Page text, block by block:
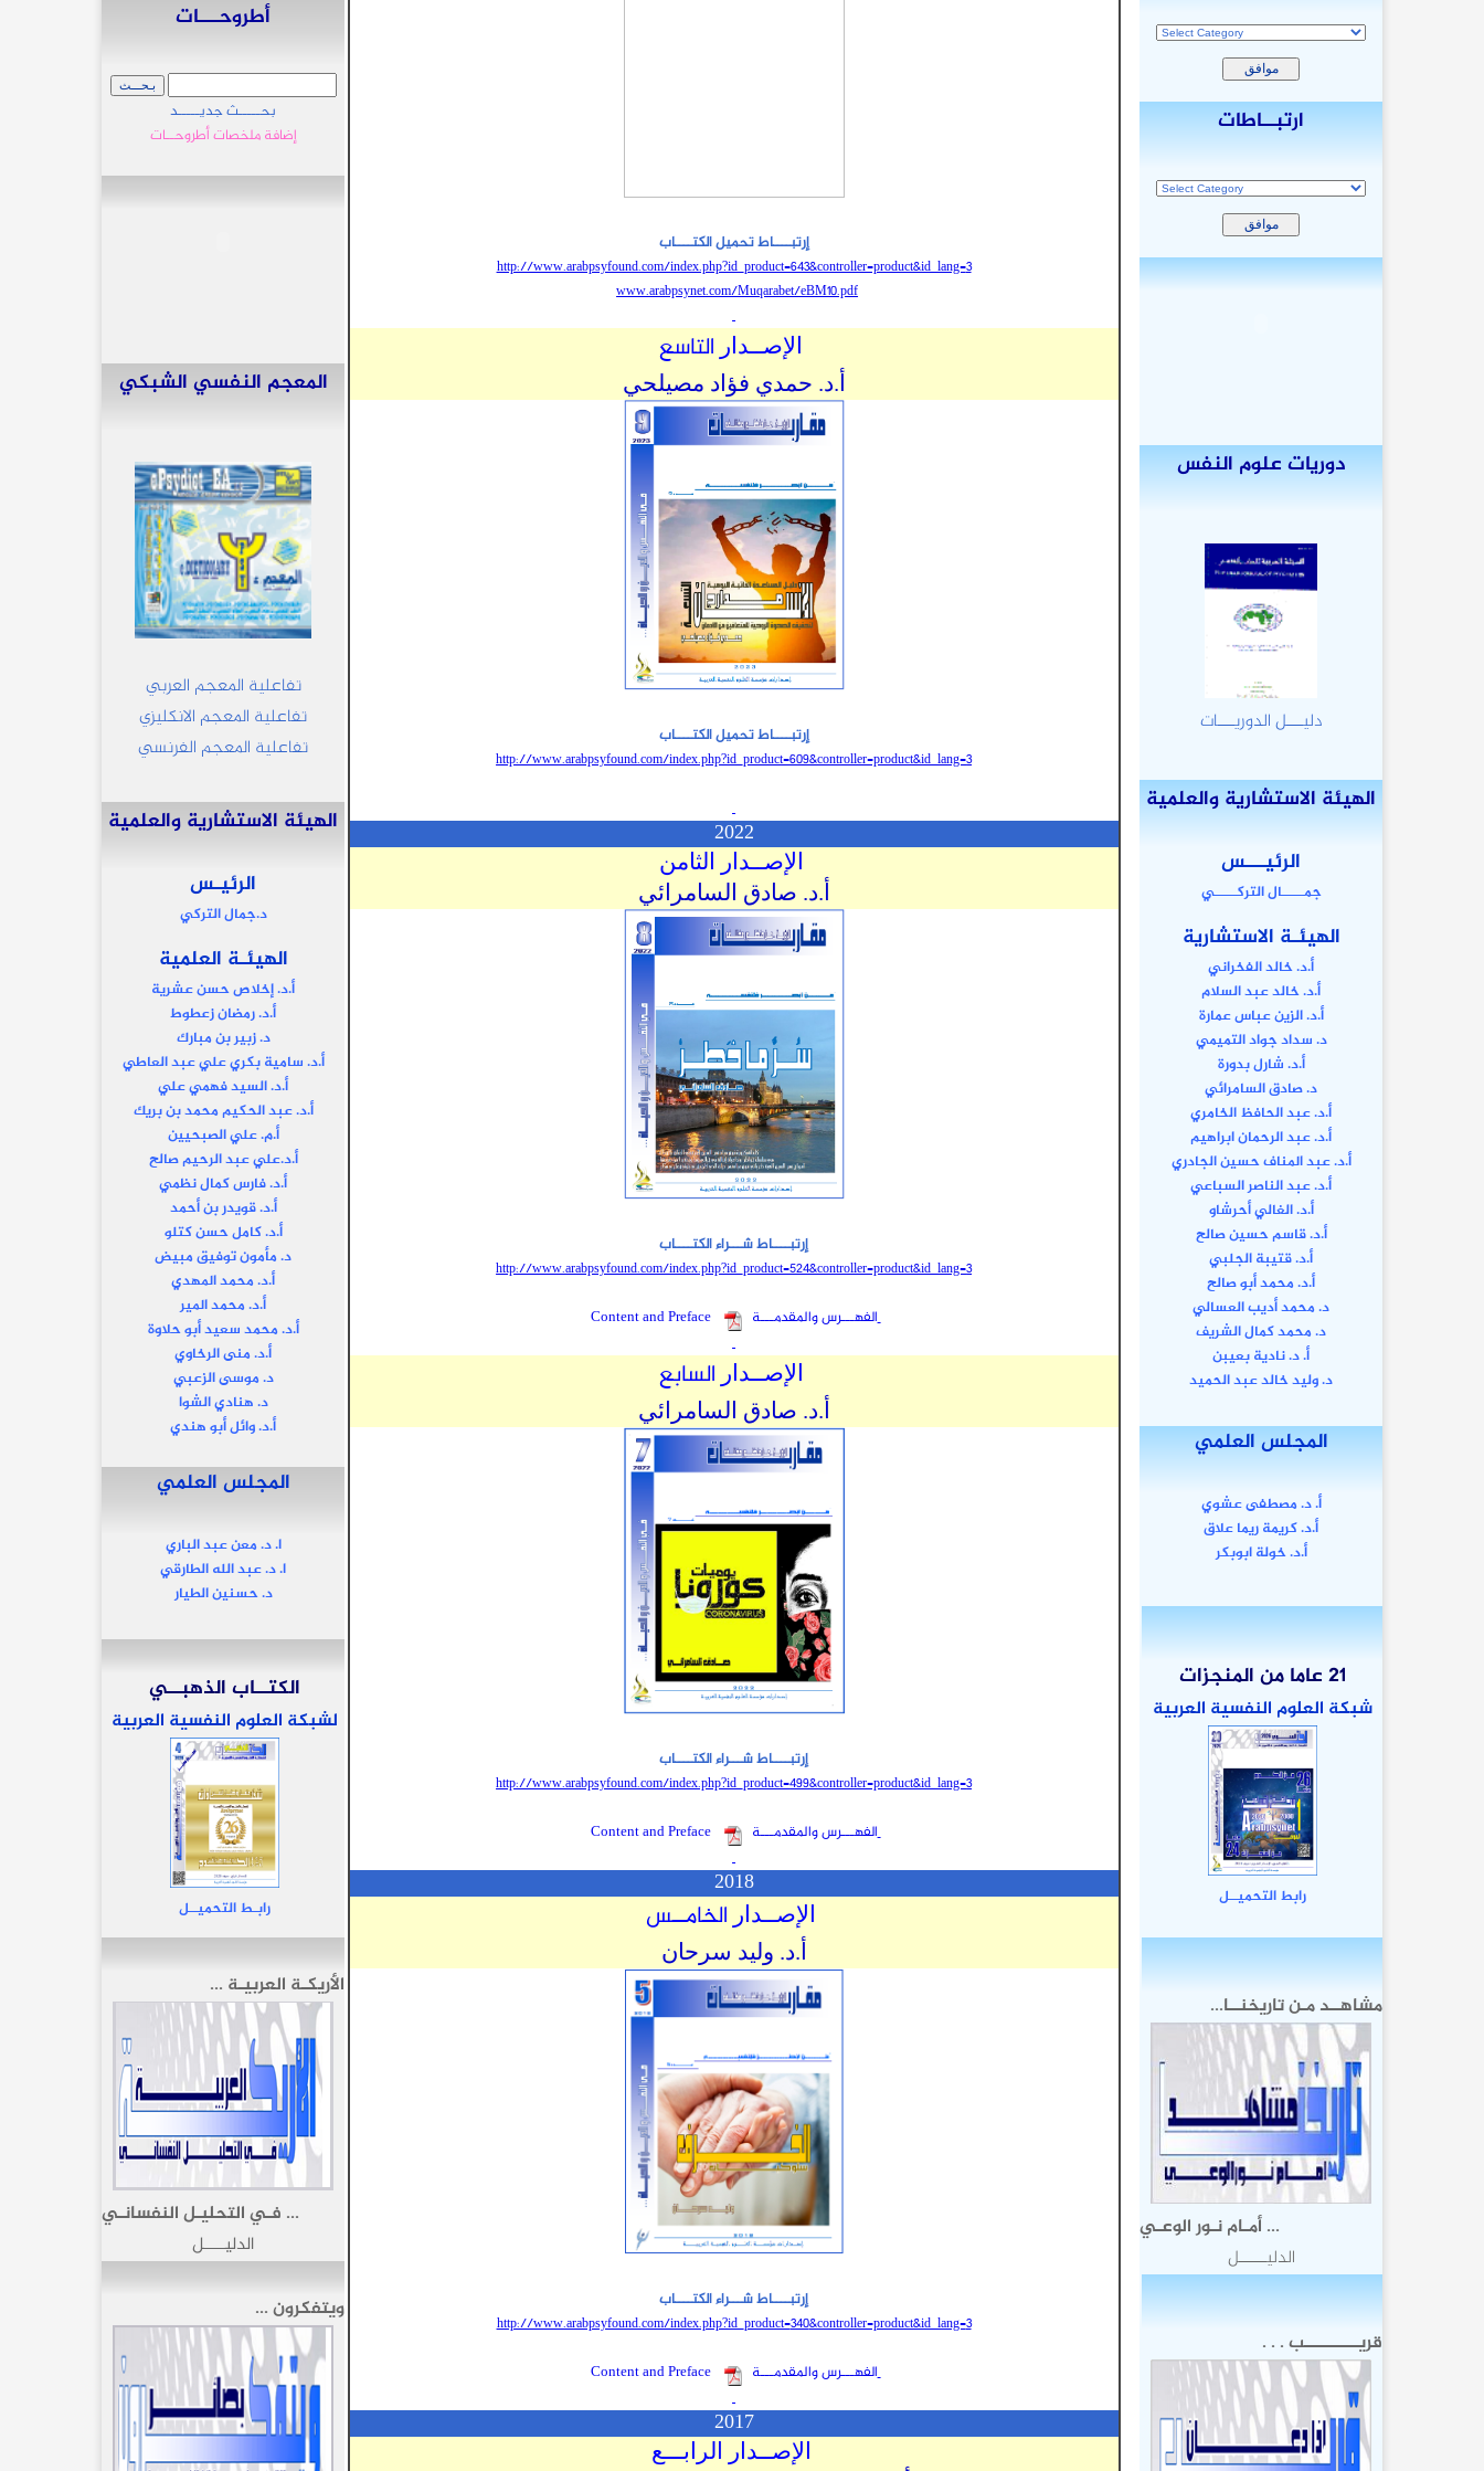
ارتبــاطات
دوريات علوم النفس
دليـــل الدوريـــات
الهيئة الاستشارية والعلمية
الرئيـــس
جمـــــال التركـــــي
الهيئـة الاستشارية
أ.د. خالد الفخراني
أ.د. خالد عبد السلام
أ.د. الزين عباس عمارة
د. سداد جواد التميمي
أ.د. شارل بدورة
د. صادق السامرائي
أ.د. عبد الحافظ الخامري
أ.د. عبد الرحمان ابراهيم
أ.د. عبد المناف حسين الجادري
أ.د. عبد الناصر السباعي
أ.د. الغالي أحرشاو
أ.د. قاسم حسين صالح
أ.د. قتيبة الجلبي
أ.د. محمد أبو صالح
د. محمد أديب العسالي
د. محمد كمال الشريف
أ. د. نادية بعيبن
د. وليد خالد عبد الحميد
المجلس العلمي
أ. د. مصطفى عشوي
أ.د. كريمة ريما علاق
أ.د. خولة ابوبكر
21 عاما من المنجزات
شبكة العلوم النفسية العربية
رابطالتحميــل
مشاهــد مـن تاريخنــا...
... أمـام نـور الوعـي
الدليـــــل
قريــــــــــب . . .
إرتبــــاطتحميلالكتــــاب
http://www.arabpsyfound.com/index.php?id_product=643&controller=product&id_lang=3
www.arabpsynet.com/Muqarabet/eBM10.pdf
الإصــدار التاسع
أ.د. حمدي فؤاد مصيلحي
إرتبــــاطتحميلالكتــــاب
http://www.arabpsyfound.com/index.php?id_product=609&controller=product&id_lang=3
2022
الإصــدار الثامن
أ.د. صادق السامرائي
إرتبــــاط شـــراء الكتــــاب
http://www.arabpsyfound.com/index.php?id_product=524&controller=product&id_lang=3
الفهـــرس والمقدمـــة Content and Preface
الإصــدار السابع
أ.د. صادق السامرائي
إرتبــــاط شـــراء الكتــــاب
http://www.arabpsyfound.com/index.php?id_product=499&controller=product&id_lang=3
الفهـــرس والمقدمـــة Content and Preface
2018
الإصــدار الخامــس
أ.د. وليد سرحان
إرتبــــاط شـــراء الكتــــاب
http://www.arabpsyfound.com/index.php?id_product=340&controller=product&id_lang=3
الفهـــرس والمقدمـــة Content and Preface
2017
الإصــدار الرابـــع
أطروحـــات
بحـــــث جديـــــد
إضافة ملخصات أطروحــات
المعجم النفسي الشبكي
تفاعلية المعجم العربي
تفاعلية المعجم الانكليزي
تفاعلية المعجم الفرنسي
الهيئة الاستشارية والعلمية
الرئيـس
د.جمال التركي
الهيئـة العلمية
أ.د. إخلاص حسن عشرية
أ.د. رمضان زعطوط
د. زبير بن مبارك
أ.د. سامية بكري علي عبد العاطي
أ.د. السيد فهمي علي
أ.د. عبد الحكيم محمد بن بريك
أ.م. علي الصبحيين
أ.د.علي عبد الرحيم صالح
أ.د. فارس كمال نظمي
أ.د. قويدر بن أحمد
أ.د. كامل حسن كتلو
د. مأمون توفيق مبيض
أ.د. محمد المهدي
أ.د. محمد المير
أ.د. محمد سعيد أبو حلاوة
أ.د. منى الرخاوي
د. موسى الزعبي
د. هنادي الشوا
أ.د. وائل أبو هندي
المجلس العلمي
ا. د. معن عبد الباري
ا. د. عبد الله الطارقي
د. حسنين الطيار
الكتــاب الذهبــي
لشبكة العلوم النفسية العربية
رابـط التحميــل
الأريكـة العربيـة ...
... فـي التحليـل النفسانـي
الدليـــــل
ويتفكرون ...